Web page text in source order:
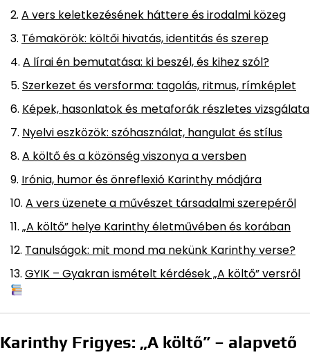
A vers keletkezésének háttere és irodalmi közeg
Témakörök: költői hivatás, identitás és szerep
A lírai én bemutatása: ki beszél, és kihez szól?
Szerkezet és versforma: tagolás, ritmus, rímképlet
Képek, hasonlatok és metaforák részletes vizsgálata
Nyelvi eszközök: szóhasználat, hangulat és stílus
A költő és a közönség viszonya a versben
Irónia, humor és önreflexió Karinthy módjára
A vers üzenete a művészet társadalmi szerepéről
„A költő” helye Karinthy életművében és korában
Tanulságok: mit mond ma nekünk Karinthy verse?
GYIK – Gyakran ismételt kérdések „A költő” versről
Karinthy Frigyes: „A költő” – alapvető